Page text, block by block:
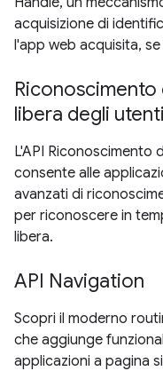
acquisizione di
l'app web acquisita,
Riconoscimento
libera degli utenti
L'API Riconoscimento
consente alle
avanzati di
per riconoscere in
libera.
API Navigation
Scopri il moderno
che aggiunge
applicazioni a pagina